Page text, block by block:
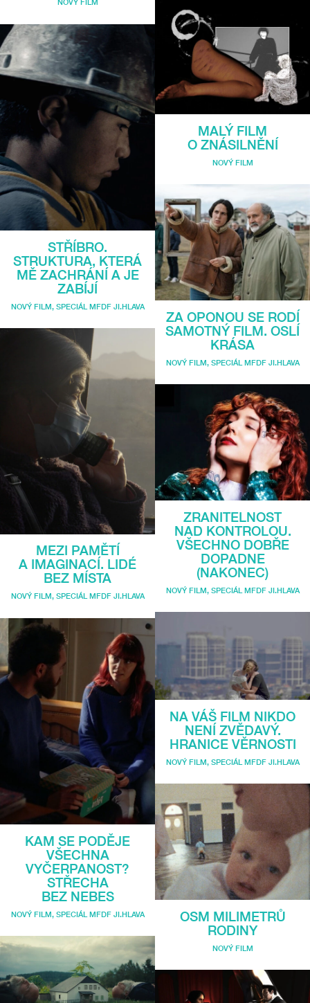
NOVÝ FILM
STŘÍBRO.
STRUKTURA, KTERÁ
MĚ ZACHRÁNÍ A JE
ZABÍJÍ
NOVÝ FILM, SPECIÁL MFDF JI.HLAVA
MEZI PAMĚTÍ
A IMAGINACÍ. LIDÉ
BEZ MÍSTA
NOVÝ FILM, SPECIÁL MFDF JI.HLAVA
KAM SE PODĚJE
VŠECHNA
VYČERPANOST?
STŘECHA
BEZ NEBES
NOVÝ FILM, SPECIÁL MFDF JI.HLAVA
MALÝ FILM
O ZNÁSILNĚNÍ
NOVÝ FILM
ZA OPONOU SE RODÍ
SAMOTNÝ FILM. OSLÍ
KRÁSA
NOVÝ FILM, SPECIÁL MFDF JI.HLAVA
ZRANITELNOST
NAD KONTROLOU.
VŠECHNO DOBŘE
DOPADNE
(NAKONEC)
NOVÝ FILM, SPECIÁL MFDF JI.HLAVA
NA VÁŠ FILM NIKDO
NENÍ ZVĚDAVÝ.
HRANICE VĚRNOSTI
NOVÝ FILM SPECIÁL MFDF JI.HLAVA
OSM MILIMETRŮ
RODINY
NOVÝ FILM